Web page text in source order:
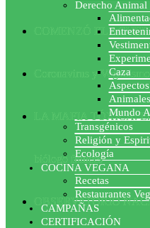
COMENZÓ EL
Coronavirus y Veganismo
LA MAFIA TÓXICA:
biólogo francés
OBSERVATORIO
Derecho Animal
Caza
Mundo
Transgénicos
Religión y
Ecología
COCINA VEGANA
Recetas
Restaurantes
CAMPAÑAS
CERTIFICACIÓN